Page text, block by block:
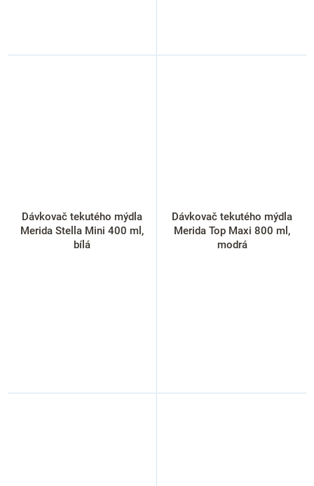
Dávkovač tekutého mýdla
Merida Stella Mini 400 ml,
bílá
Dávkovač tekutého mýdla
Merida Top Maxi 800 ml,
modrá